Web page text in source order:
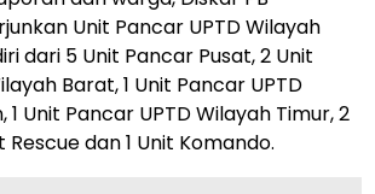
Unit Pancar UPTD Wilayah
dari 5 Unit Pancar Pusat, 2 Unit
Barat, 1 Unit Pancar UPTD
1 Unit Pancar UPTD Wilayah Timur, 2
Rescue dan 1 Unit Komando.